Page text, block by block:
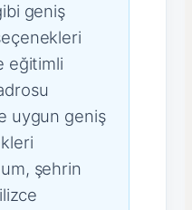
geniş
eğitimli
uygun geniş
şehrin